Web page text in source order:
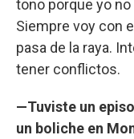
tono porque yo
Siempre voy con
pasa de la raya.
tener conflictos.
—Tuviste un
un boliche en